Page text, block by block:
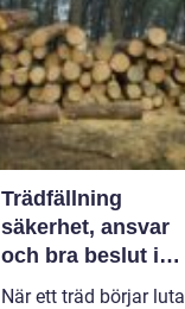
Trädfällning
säkerhet, ansvar
och bra beslut i
trädgården
När ett träd börjar luta